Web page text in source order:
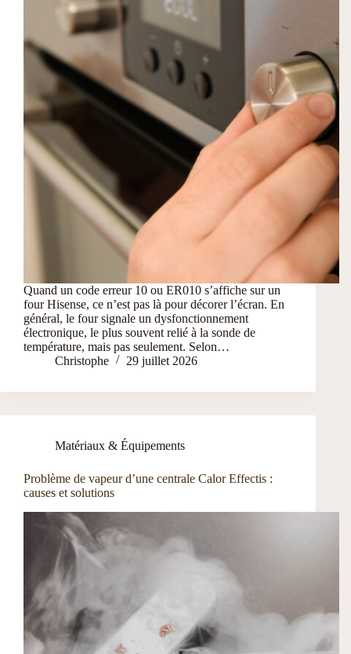
Quand un code erreur 10 ou ER010 s’affiche sur un
four Hisense, ce n’est pas là pour décorer l’écran. En
général, le four signale un dysfonctionnement
électronique, le plus souvent relié à la sonde de
température, mais pas seulement. Selon…
Christophe
29 juillet 2026
Matériaux & Équipements
Problème de vapeur d’une centrale Calor Effectis :
causes et solutions